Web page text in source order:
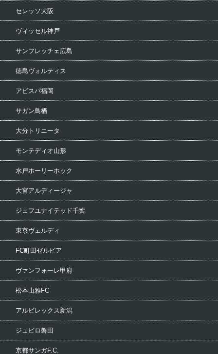
セレッソ大阪
ヴィッセル神戸
サンフレッチェ広島
徳島ヴォルティス
アビスパ福岡
サガン鳥栖
大分トリニータ
モンテディオ山形
水戸ホーリーホック
大宮アルディージャ
ジェフユナイテッド千葉
東京ヴェルディ
FC町田ゼルビア
ヴァンフォーレ甲府
松本山雅FC
アルビレックス新潟
ジュビロ磐田
京都サンガF.C.